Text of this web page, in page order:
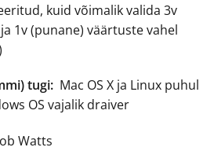
kuid võimalik valida 3v
1v (punane) väärtuste vahel
tugi: Mac OS X ja Linux puhul
OS vajalik draiver
Watts